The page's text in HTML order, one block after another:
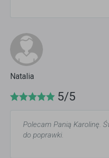
Natalia
5/5
Polecam Panią Karolinę.
do poprawki.